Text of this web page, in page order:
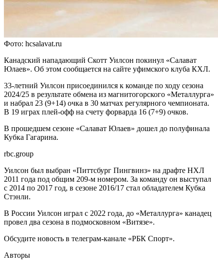
Фото: hcsalavat.ru
Канадский нападающий Скотт Уилсон покинул «Салават
Юлаев». Об этом сообщается на сайте уфимского клуба КХЛ.
33-летний Уилсон присоединился к команде по ходу сезона
2024/25 в результате обмена из магнитогорского «Металлурга»
и набрал 23 (9+14) очка в 30 матчах регулярного чемпионата.
В 19 играх плей-офф на счету форварда 16 (7+9) очков.
В прошедшем сезоне «Салават Юлаев» дошел до полуфинала
Кубка Гагарина.
rbc.group
Уилсон был выбран «Питтсбург Пингвинз» на драфте НХЛ
2011 года под общим 209-м номером. За команду он выступал
с 2014 по 2017 год, в сезоне 2016/17 стал обладателем Кубка
Стэнли.
В России Уилсон играл с 2022 года, до «Металлурга» канадец
провел два сезона в подмосковном «Витязе».
Обсудите новость в телеграм-канале «РБК Спорт».
Авторы